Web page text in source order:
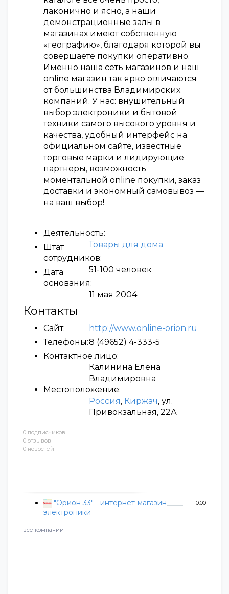
0 подписчиков
0 отзывов
0 новостей
"Орион 33" - интернет-магазин
электроники
0.00
все компании
лаконично и ясно, а наши
демонстрационные залы в
магазинах имеют собственную
«географию», благодаря которой вы
совершаете покупки оперативно.
Именно наша сеть магазинов и наш
online магазин так ярко отличаются
от большинства Владимирских
компаний. У нас: внушительный
выбор электроники и бытовой
техники самого высокого уровня и
качества, удобный интерфейс на
официальном сайте, известные
торговые марки и лидирующие
партнеры, возможность
моментальной online покупки, заказ
доставки и экономный самовывоз —
на ваш выбор!
Деятельность:
Товары для дома
Штат
сотрудников:
51-100 человек
Дата
основания:
11 мая 2004
Контакты
Сайт:
http://www.online-orion.ru
Телефоны:8 (49652) 4-333-5
Контактное лицо:
Калинина Елена
Владимировна
Местоположение:
Россия, Киржач, ул.
Привокзальная, 22А